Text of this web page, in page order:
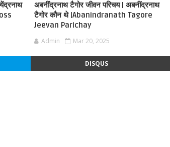
अबनींद्रनाथ टैगोर जीवन परिचय | अबनींद्रनाथ
टैगोर कौन थे |Abanindranath Tagore
Jeevan Parichay
Admin Mar 20, 2025
DISQUS